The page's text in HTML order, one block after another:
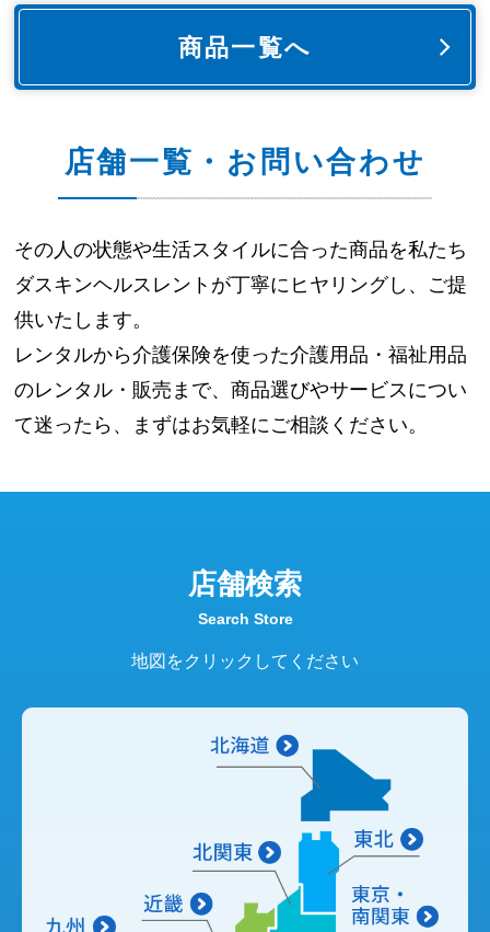
商品一覧へ
店舗一覧・お問い合わせ
その人の状態や生活スタイルに合った商品を私たち
ダスキンヘルスレントが丁寧にヒヤリングし、ご提
供いたします。
レンタルから介護保険を使った介護用品・福祉用品
のレンタル・販売まで、商品選びやサービスについ
て迷ったら、まずはお気軽にご相談ください。
店舗検索
Search Store
地図をクリックしてください